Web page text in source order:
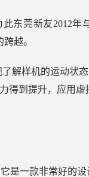
东莞新友2012年
越。
解样机的运动
到提升，应用
是一款非常好